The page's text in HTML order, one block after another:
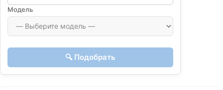
Модель
🔍 Подобрать